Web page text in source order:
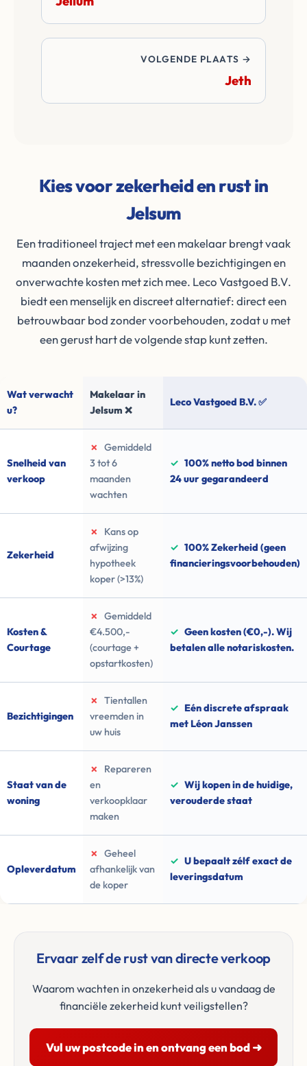
VOLGENDE PLAATS →
Jeth
Kies voor zekerheid en rust in
Jelsum
Een traditioneel traject met een makelaar brengt vaak
maanden onzekerheid, stressvolle bezichtigingen en
onverwachte kosten met zich mee. Leco Vastgoed B.V.
biedt een menselijk en discreet alternatief: direct een
betrouwbaar bod zonder voorbehouden, zodat u met
een gerust hart de volgende stap kunt zetten.
Wat verwacht
u?
Makelaar in
Jelsum ❌
Leco Vastgoed B.V. ✅
Snelheid van
verkoop
✗
Gemiddeld
3 tot 6
maanden
wachten
✓ 100% netto bod binnen
24 uur gegarandeerd
Zekerheid
✗
Kans op
afwijzing
hypotheek
koper (>13%)
✓ 100% Zekerheid (geen
financieringsvoorbehouden)
Kosten &
Courtage
✗
Gemiddeld
€4.500,-
(courtage +
opstartkosten)
✓ Geen kosten (€0,-). Wij
betalen alle notariskosten.
Bezichtigingen
✗
Tientallen
vreemden in
uw huis
✓ Eén discrete afspraak
met Léon Janssen
Staat van de
woning
✗
Repareren
en
verkoopklaar
maken
✓ Wij kopen in de huidige,
verouderde staat
Opleverdatum
✗
Geheel
afhankelijk van
de koper
✓ U bepaalt zélf exact de
leveringsdatum
Ervaar zelf de rust van directe verkoop
Waarom wachten in onzekerheid als u vandaag de
financiële zekerheid kunt veiligstellen?
Vul uw postcode in en ontvang een bod ➜